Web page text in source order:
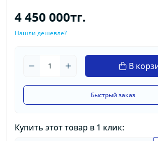
4 450 000тг.
Нашли дешевле?
В
Быстрый заказ
Купить этот товар в 1 клик: